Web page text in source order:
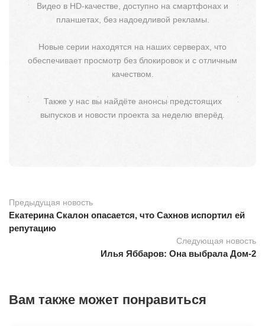
Видео в HD-качестве, доступно на смартфонах и
планшетах, без надоедливой рекламы.
Новые серии находятся на наших серверах, что
обеспечивает просмотр без блокировок и с отличным
качеством.
Также у нас вы найдёте анонсы предстоящих
выпусков и новости проекта за неделю вперёд.
Предыдущая новость
Екатерина Скалон опасается, что Сахнов испортил ей
репутацию
Следующая новость
Илья Яббаров: Она выбрала Дом-2
Вам также может понравиться